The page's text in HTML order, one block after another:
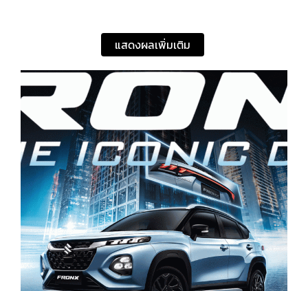
แสดงผลเพิ่มเติม